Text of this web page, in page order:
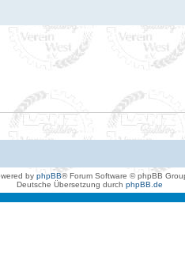
by phpBB® Forum Software © phpBB
Deutsche Übersetzung durch phpBB.de